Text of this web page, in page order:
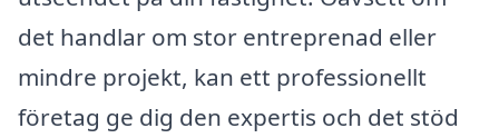
det handlar om stor entreprenad eller
mindre projekt, kan ett professionellt
företag ge dig den expertis och det stöd